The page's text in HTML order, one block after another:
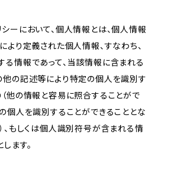
ーにおいて、個人情報とは、個人情報
り定義された個人情報、すなわち、
る情報であって、当該情報に含まれる
他の記述等により特定の個人を識別す
他の情報と容易に照合することがで
個人を識別することができることとな
、もしくは個人識別符号が含まれる情
ます。